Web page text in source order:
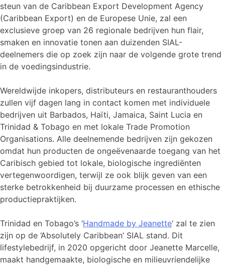
steun van de Caribbean Export Development Agency
(Caribbean Export) en de Europese Unie, zal een
exclusieve groep van 26 regionale bedrijven hun flair,
smaken en innovatie tonen aan duizenden SIAL-
deelnemers die op zoek zijn naar de volgende grote trend
in de voedingsindustrie.
Wereldwijde inkopers, distributeurs en restauranthouders
zullen vijf dagen lang in contact komen met individuele
bedrijven uit Barbados, Haïti, Jamaica, Saint Lucia en
Trinidad & Tobago en met lokale Trade Promotion
Organisations. Alle deelnemende bedrijven zijn gekozen
omdat hun producten de ongeëvenaarde toegang van het
Caribisch gebied tot lokale, biologische ingrediënten
vertegenwoordigen, terwijl ze ook blijk geven van een
sterke betrokkenheid bij duurzame processen en ethische
productiepraktijken.
Trinidad en Tobago’s ‘Handmade by Jeanette‘ zal te zien
zijn op de ‘Absolutely Caribbean’ SIAL stand. Dit
lifestylebedrijf, in 2020 opgericht door Jeanette Marcelle,
maakt handgemaakte, biologische en milieuvriendelijke